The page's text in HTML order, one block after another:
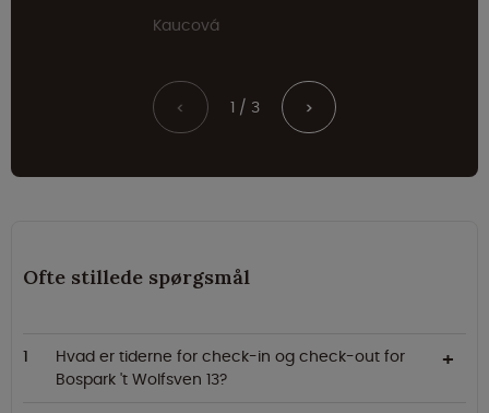
Kaucová
< 1 / 3 >
Ofte stillede spørgsmål
Hvad er tiderne for check-in og check-out for
Bospark 't Wolfsven 13?